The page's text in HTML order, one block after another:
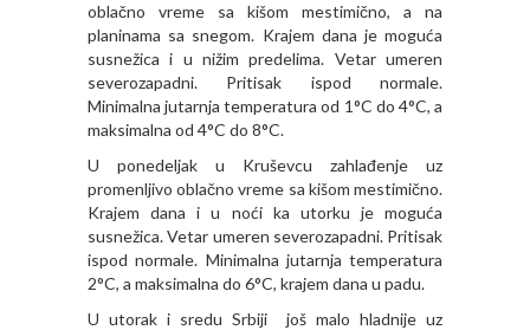
oblačno vreme sa kišom mestimično, a na
planinama sa snegom. Krajem dana je moguća
susnežica i u nižim predelima. Vetar umeren
severozapadni. Pritisak ispod normale.
Minimalna jutarnja temperatura od 1°C do 4°C, a
maksimalna od 4°C do 8°C.
U ponedeljak u Kruševcu zahlađenje uz
promenljivo oblačno vreme sa kišom mestimično.
Krajem dana i u noći ka utorku je moguća
susnežica. Vetar umeren severozapadni. Pritisak
ispod normale. Minimalna jutarnja temperatura
2°C, a maksimalna do 6°C, krajem dana u padu.
U utorak i sredu Srbiji još malo hladnije uz